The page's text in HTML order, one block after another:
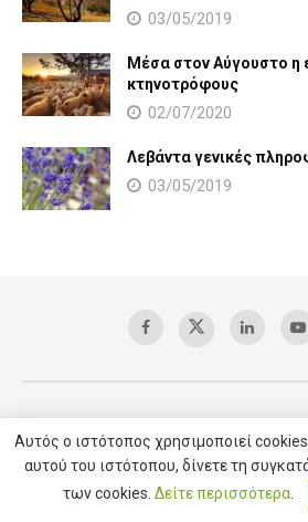
03/05/2019
Μέσα στον Αύγουστο η
κτηνοτρόφους
02/07/2020
Λεβάντα γενικές
03/05/2019
Copyright © 2025 AgroVoice / All right
Αυτός ο ιστότοπος χρησιμοποιεί
αυτού του ιστότοπου, δίνετε τη
των cookies. Δείτε περισσότερα